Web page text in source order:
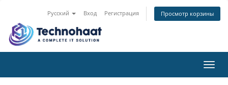
Русский Вход Регистрация Просмотр корзины